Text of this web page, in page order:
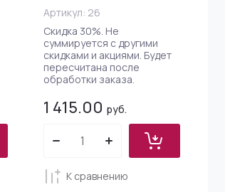
Артикул: 26
Скидка 30%. Не
суммируется с другими
скидками и акциями. Будет
пересчитана после
обработки заказа.
1 415.00 руб.
К сравнению